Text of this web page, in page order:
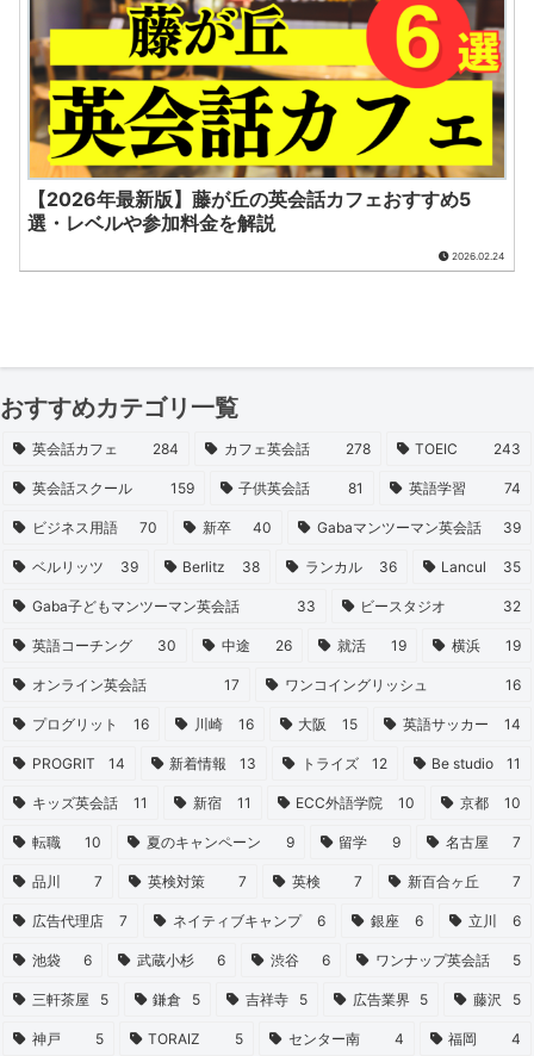
【2026年最新版】藤が丘の英会話カフェおすすめ5
選・レベルや参加料金を解説
2026.02.24
おすすめカテゴリ一覧
英会話カフェ 284 カフェ英会話 278 TOEIC 243
英会話スクール 159 子供英会話 81 英語学習 74
ビジネス用語 70 新卒 40 Gabaマンツーマン英会話 39
ベルリッツ 39 Berlitz 38 ランカル 36 Lancul 35
Gaba子どもマンツーマン英会話 33 ビースタジオ 32
英語コーチング 30 中途 26 就活 19 横浜 19
オンライン英会話 17 ワンコイングリッシュ 16
プログリット 16 川崎 16 大阪 15 英語サッカー 14
PROGRIT 14 新着情報 13 トライズ 12 Be studio 11
キッズ英会話 11 新宿 11 ECC外語学院 10 京都 10
転職 10 夏のキャンペーン 9 留学 9 名古屋 7
品川 7 英検対策 7 英検 7 新百合ヶ丘 7
広告代理店 7 ネイティブキャンプ 6 銀座 6 立川 6
池袋 6 武蔵小杉 6 渋谷 6 ワンナップ英会話 5
三軒茶屋 5 鎌倉 5 吉祥寺 5 広告業界 5 藤沢 5
神戸 5 TORAIZ 5 センター南 4 福岡 4